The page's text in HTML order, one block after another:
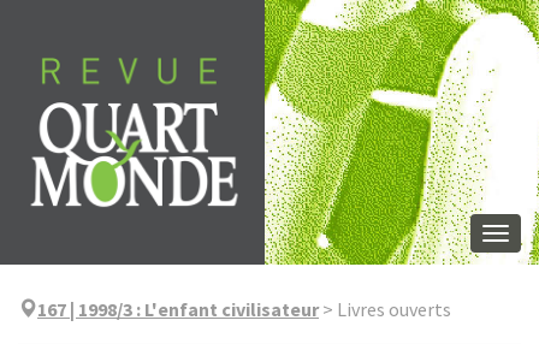
contenu
167 | 1998/3 : L'enfant civilisateur> Livres ouverts